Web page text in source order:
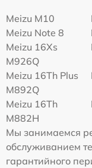
Meizu M10
Meizu Note 8
Meizu 16Xs
M926Q
Meizu 16Th Plus
M892Q
Meizu 16Th
M882H
Мы занимаемся
обслуживанием
гарантийного